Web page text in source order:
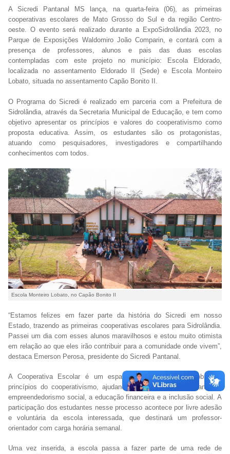
A Sicredi Pantanal MS lança, na quarta-feira (06), as primeiras
cooperativas escolares de Mato Grosso do Sul e da região Centro-
oeste. O evento será realizado durante a ExpoSidrolândia 2023, no
Parque de Exposições Waldomiro João Comparin, e contará com a
presença de professores, alunos e pais das duas escolas
contempladas com este projeto no município: Escola Eldorado,
localizada no assentamento Eldorado II (Sede) e Escola Monteiro
Lobato, situada no assentamento Capão Bonito II.
O Programa do Sicredi é realizado em parceria com a Prefeitura de
Sidrolândia, através da Secretaria Municipal de Educação, e tem como
objetivo apresentar os princípios e valores do cooperativismo como
proposta educativa. Assim, os estudantes são os protagonistas,
atuando como pesquisadores, investigadores e compartilhando
conhecimentos com todos.
Escola Monteiro Lobato, no Capão Bonito II
“Estamos felizes em fazer parte da história do Sicredi em nosso
Estado, trazendo as primeiras cooperativas escolares para Sidrolândia.
Passei um dia com esses alunos maravilhosos e estou muito otimista
em relação ao que eles irão contribuir para a comunidade onde vivem”,
destaca Emerson Perosa, presidente do Sicredi Pantanal.
A Cooperativa Escolar é um espaço de aprendizagem sobre os
princípios do cooperativismo, ajudando a desenvolver a liderança, o
empreendedorismo social, a educação financeira e a inclusão social. A
participação dos estudantes nesse processo acontece por livre adesão
e voluntária da escola interessada, que destinará um professor-
orientador com carga horária semanal.
Uma vez inserida, a escola passa a fazer parte de uma rede de